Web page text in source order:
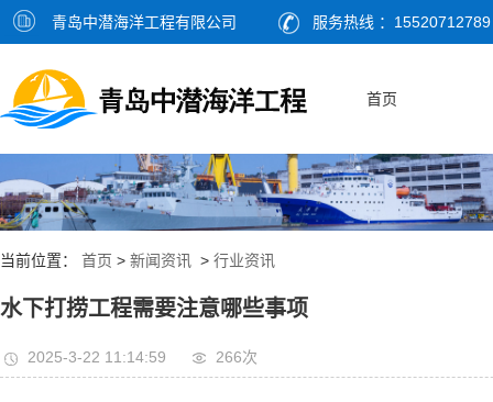
青岛中潜海洋工程有限公司 服务热线 ：15520712789
首页
当前位置： 首页 > 新闻资讯 > 行业资讯
水下打捞工程需要注意哪些事项
2025-3-22 11:14:59 266次